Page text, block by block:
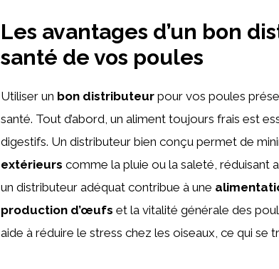
Les avantages d’un bon
santé de vos poules
Utiliser un bon distributeur pour vos poules
santé. Tout d’abord, un aliment toujours frais est
digestifs. Un distributeur bien conçu permet de
extérieurs comme la pluie ou la saleté, réduisant
un distributeur adéquat contribue à une
production d’œufs et la vitalité générale des
aide à réduire le stress chez les oiseaux, ce qui se